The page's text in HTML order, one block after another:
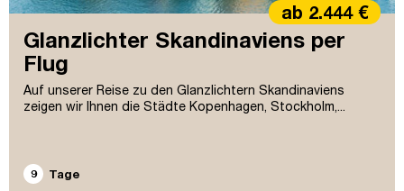
Glanzlichter Skandinaviens per
Flug
Auf unserer Reise zu den Glanzlichtern Skandinaviens
zeigen wir Ihnen die Städte Kopenhagen, Stockholm,...
ab 2.444 €
9 Tage